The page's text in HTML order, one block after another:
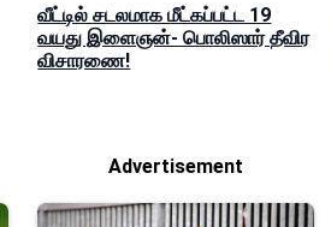
வீட்டில் சடலமாக மீட்கப்பட்ட 19
வயது இளைஞன்- பொலிஸார் தீவிர
விசாரணை!
Advertisement